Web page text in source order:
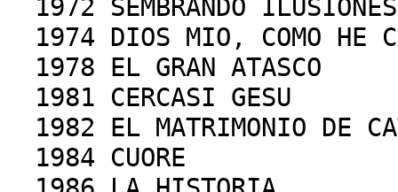
1972 SEMBRANDO ILUSIONES
1974 DIOS MIO, COMO HE
1978 EL GRAN ATASCO
1981 CERCASI GESU
1982 EL MATRIMONIO DE
1984 CUORE